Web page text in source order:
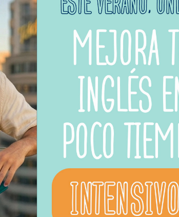
historia, un evento o hecho, etc., que ha
en su orden cronológico; enumeramos
que estaba sucediendo cuando otra